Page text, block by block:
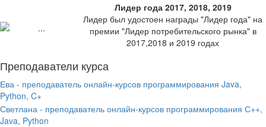
Лидер года 2017, 2018, 2019
Лидер был удостоен награды "Лидер года" на
премии "Лидер потребительского рынка" в
2017,2018 и 2019 годах
Преподаватели курса
Ева - преподаватель онлайн-курсов программирования Java,
Python, C+
Светлана - преподаватель онлайн-курсов программирования С++,
Java, Python